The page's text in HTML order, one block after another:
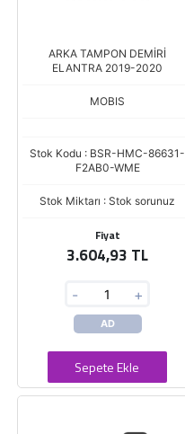
ARKA TAMPON DEMİRİ
ELANTRA 2019-2020
MOBIS
Stok Kodu : BSR-HMC-86631-
F2AB0-WME
Stok Miktarı : Stok sorunuz
Fiyat
3.604,93 TL
- +
AD
Sepete Ekle